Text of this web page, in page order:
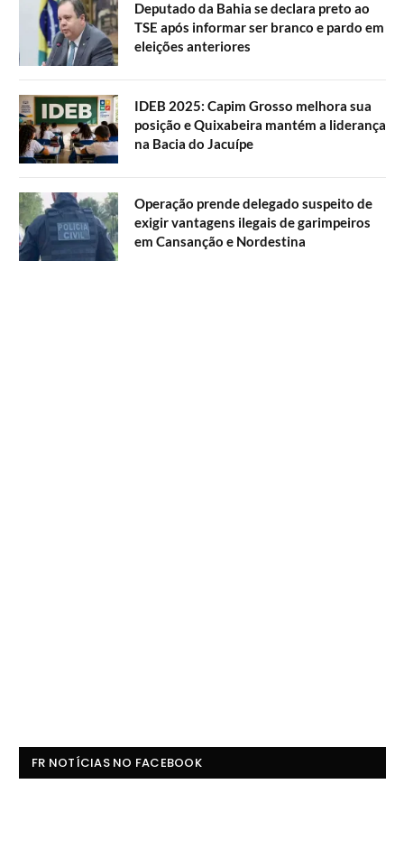
Deputado da Bahia se declara preto ao
TSE após informar ser branco e pardo em
eleições anteriores
IDEB 2025: Capim Grosso melhora sua
posição e Quixabeira mantém a liderança
na Bacia do Jacuípe
Operação prende delegado suspeito de
exigir vantagens ilegais de garimpeiros
em Cansanção e Nordestina
FR NOTÍCIAS NO FACEBOOK